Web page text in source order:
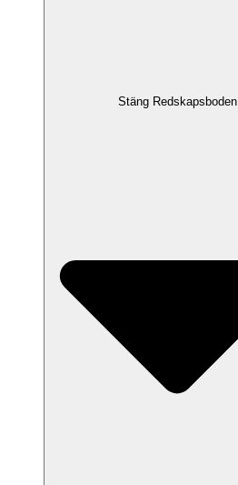
Stäng Redskapsboden